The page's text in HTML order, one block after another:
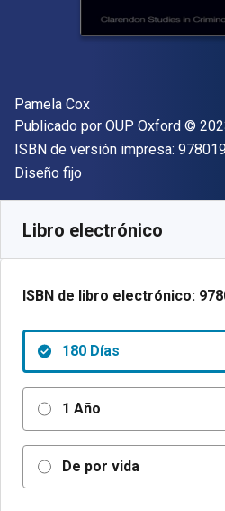
Autor(es)
Pamela Cox
Editor
Publicado por OUP Oxford ©
ISBN de versión impresa:
Formato
Diseño fijo
Libro electrónico
ISBN de libro electrónico:
180 Días
1 Año
De por vida